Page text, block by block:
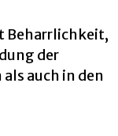
Beharrlichkeit,
der
auch in den